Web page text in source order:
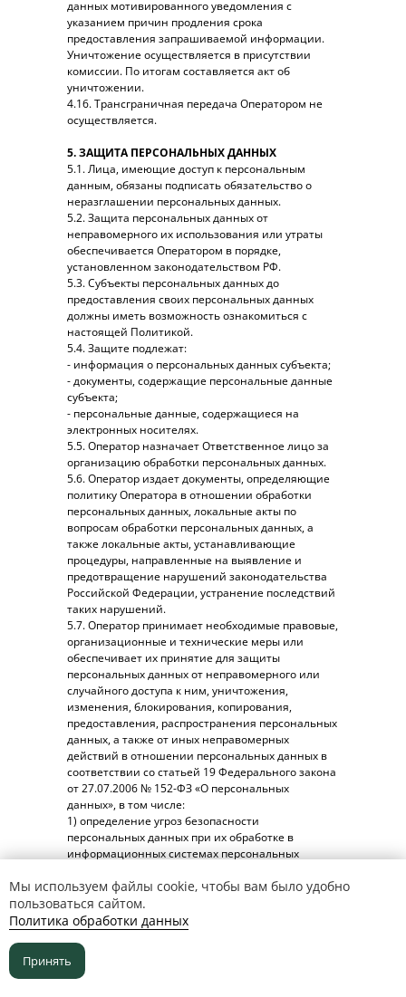
Онлайн-запись
на прием
Мы используем файлы cookie, чтобы вам было удобно
пользоваться сайтом.
Политика обработки данных
Принять
данных мотивированного уведомления с
указанием причин продления срока
предоставления запрашиваемой информации.
Уничтожение осуществляется в присутствии
комиссии. По итогам составляется акт об
уничтожении.
4.16. Трансграничная передача Оператором не
осуществляется.
5. ЗАЩИТА ПЕРСОНАЛЬНЫХ ДАННЫХ
5.1. Лица, имеющие доступ к персональным
данным, обязаны подписать обязательство о
неразглашении персональных данных.
5.2. Защита персональных данных от
неправомерного их использования или утраты
обеспечивается Оператором в порядке,
установленном законодательством РФ.
5.3. Субъекты персональных данных до
предоставления своих персональных данных
должны иметь возможность ознакомиться с
настоящей Политикой.
5.4. Защите подлежат:
- информация о персональных данных субъекта;
- документы, содержащие персональные данные
субъекта;
- персональные данные, содержащиеся на
электронных носителях.
5.5. Оператор назначает Ответственное лицо за
организацию обработки персональных данных.
5.6. Оператор издает документы, определяющие
политику Оператора в отношении обработки
персональных данных, локальные акты по
вопросам обработки персональных данных, а
также локальные акты, устанавливающие
процедуры, направленные на выявление и
предотвращение нарушений законодательства
Российской Федерации, устранение последствий
таких нарушений.
5.7. Оператор принимает необходимые правовые,
организационные и технические меры или
обеспечивает их принятие для защиты
персональных данных от неправомерного или
случайного доступа к ним, уничтожения,
изменения, блокирования, копирования,
предоставления, распространения персональных
данных, а также от иных неправомерных
действий в отношении персональных данных в
соответствии со статьей 19 Федерального закона
от 27.07.2006 № 152-ФЗ «О персональных
данных», в том числе:
1) определение угроз безопасности
персональных данных при их обработке в
информационных системах персональных
2) применение организационных и технических
мер по обеспечению безопасности персональных
данных при их обработке в информационных
системах персональных данных, необходимых
для выполнения требований к защите
персональных данных, исполнение которых
обеспечивает установленные Правительством
© 2026 ООО «ЭСТЕТИКА ЛИЦА И ТЕЛА»
ИНН 2635257605
КПП 263501001
КОНСУЛЬТАЦИЯ
elitestetik@yandex.ru
Косметика
Статьи
Оборудование
Частичная оплата
НАВИГАЦИЯ
Обратный звонок
+7 (962) 44-00-655
г. Ставрополь,
ул. Маршала Жукова, 5
Специалисты
Остались вопросы? Заполните форму
и мы перезвоним Вам.
Лицензии